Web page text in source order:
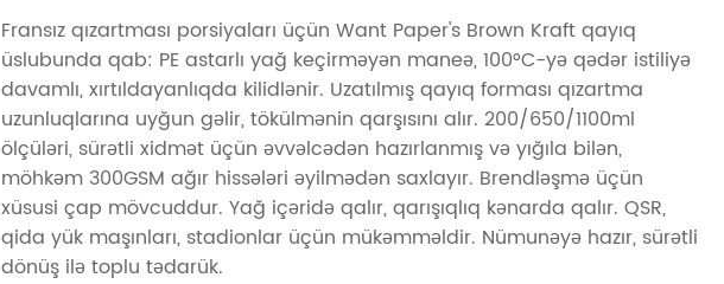
Fransız qızartması porsiyaları üçün Want Paper's Brown Kraft qayıq
üslubunda qab: PE astarlı yağ keçirməyən maneə, 100°C-yə qədər istiliyə
davamlı, xırtıldayanlıqda kilidlənir. Uzatılmış qayıq forması qızartma
uzunluqlarına uyğun gəlir, tökülmənin qarşısını alır. 200/650/1100ml
ölçüləri, sürətli xidmət üçün əvvəlcədən hazırlanmış və yığıla bilən,
möhkəm 300GSM ağır hissələri əyilmədən saxlayır. Brendləşmə üçün
xüsusi çap mövcuddur. Yağ içəridə qalır, qarışıqlıq kənarda qalır. QSR,
qida yük maşınları, stadionlar üçün mükəmməldir. Nümunəyə hazır, sürətli
dönüş ilə toplu tədarük.